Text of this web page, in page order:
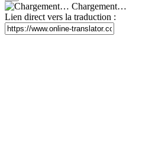
Chargement…
Lien direct vers la traduction :